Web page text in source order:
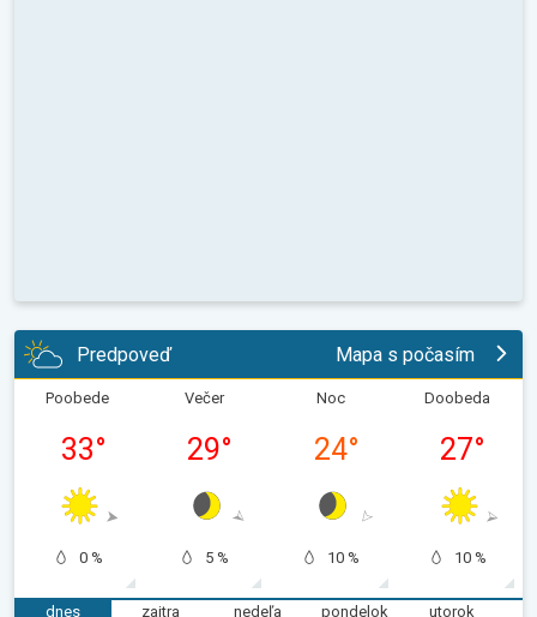
Predpoveď Mapa s počasím
Poobede
33°
0 %
Večer
29°
5 %
Noc
24°
10 %
Doobeda
27°
10 %
dnes
zajtra
nedeľa
pondelok
utorok